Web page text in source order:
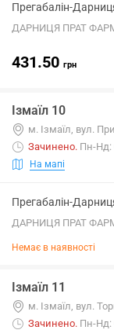
Прегабалін-
ДАРНИЦЯ ПРАТ
431.50 грн
Ізмаїл 10
м. Ізмаїл, вул.
Зачинено. Пн-Нд:
На мапі
Прегабалін-
ДАРНИЦЯ ПРАТ
Немає в наявності
Ізмаїл 11
м. Ізмаїл, вул.
Зачинено. Пн-Нд: